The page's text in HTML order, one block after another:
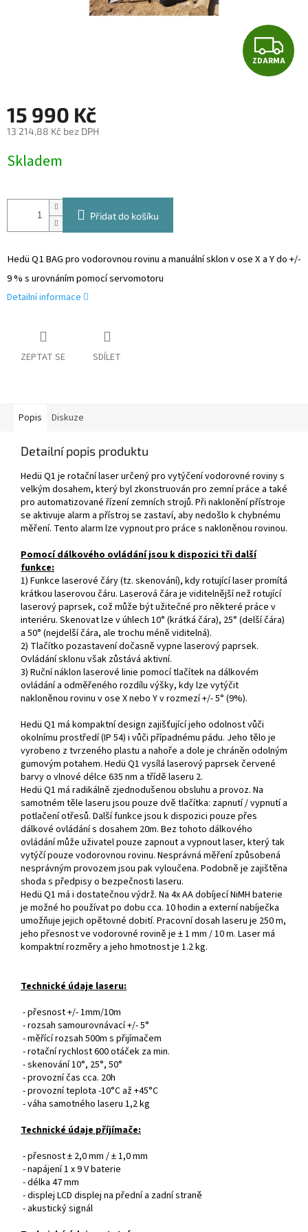
Z
D
ZDARMA
15 990 Kč
13 214,88 Kč bez DPH
cena:
Skladem
Přidat do košíku
Hedü Q1 BAG pro vodorovnou rovinu a manuální sklon v ose X a Y do +/-
9 % s urovnáním pomocí servomotoru
Detailní informace
ZEPTAT SE SDÍLET
Popis Diskuze
Detailní popis produktu
Hedü Q1 je rotační laser určený pro vytýčení vodorovné roviny s
velkým dosahem, který byl zkonstruován pro zemní práce a také
pro automatizované řízení zemních strojů. Při naklonění přístroje
se aktivuje alarm a přístroj se zastaví, aby nedošlo k chybnému
měření. Tento alarm lze vypnout pro práce s nakloněnou rovinou.
Pomocí dálkového ovládání jsou k dispozici tři další
funkce:
1) Funkce laserové čáry (tz. skenování), kdy rotující laser promítá
krátkou laserovou čáru. Laserová čára je viditelnější než rotující
laserový paprsek, což může být užitečné pro některé práce v
interiéru. Skenovat lze v úhlech 10° (krátká čára), 25° (delší čára)
a 50° (nejdelší čára, ale trochu méně viditelná).
2) Tlačítko pozastavení dočasně vypne laserový paprsek.
Ovládání sklonu však zůstává aktivní.
3) Ruční náklon laserové linie pomocí tlačítek na dálkovém
ovládání a odměřeného rozdílu výšky, kdy lze vytýčit
nakloněnou rovinu v ose X nebo Y v rozmezí +/- 5° (9%).
Hedü Q1 má kompaktní design zajišťující jeho odolnost vůči
okolnímu prostředí (IP 54) i vůči případnému pádu. Jeho tělo je
vyrobeno z tvrzeného plastu a nahoře a dole je chráněn odolným
gumovým potahem. Hedü Q1 vysílá laserový paprsek červené
barvy o vlnové délce 635 nm a třídě laseru 2.
Hedü Q1 má radikálně zjednodušenou obsluhu a provoz. Na
samotném těle laseru jsou pouze dvě tlačítka: zapnutí / vypnutí a
potlačení otřesů. Další funkce jsou k dispozici pouze přes
dálkové ovládání s dosahem 20m. Bez tohoto dálkového
ovládání může uživatel pouze zapnout a vypnout laser, který tak
vytýčí pouze vodorovnou rovinu. Nesprávná měření způsobená
nesprávným provozem jsou pak vyloučena. Podobně je zajištěna
shoda s předpisy o bezpečnosti laseru.
Hedü Q1 má i dostatečnou výdrž. Na 4x AA dobíjecí NiMH baterie
je možné ho používat po dobu cca. 10 hodin a externí nabíječka
umožňuje jejich opětovné dobití. Pracovní dosah laseru je 250 m,
jeho přesnost ve vodorovné rovině je ± 1 mm / 10 m. Laser má
kompaktní rozměry a jeho hmotnost je 1.2 kg.
Technické údaje laseru:
- přesnost +/- 1mm/10m
- rozsah samourovnávací +/- 5°
- měřící rozsah 500m s přijímačem
- rotační rychlost 600 otáček za min.
- skenování 10°, 25°, 50°
- provozní čas cca. 20h
- provozní teplota -10°C až +45°C
- váha samotného laseru 1,2 kg
Technické údaje příjímače:
- přesnost ± 2,0 mm / ± 1,0 mm
- napájení 1 x 9 V baterie
- délka 47 mm
- displej LCD displej na přední a zadní straně
- akustický signál